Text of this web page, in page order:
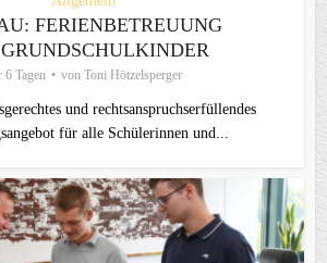
FERIENBETREUUNG
6 Tagen von Toni Hötzelsperger
und rechtsanspruchserfüllendes
für alle Schülerinnen und...